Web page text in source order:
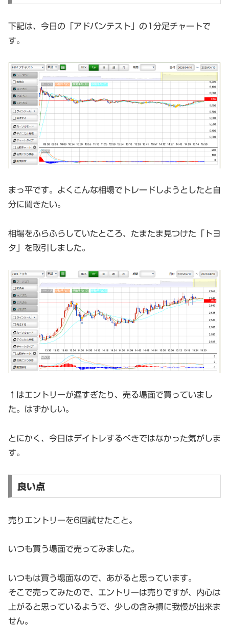
下記は、今日の「アドバンテスト」の1分足チャートで
す。
まっ平です。よくこんな相場でトレードしようとしたと自
分に聞きたい。
相場をふらふらしていたところ、たまたま見つけた「トヨ
タ」を取引しました。
↑はエントリーが遅すぎたり、売る場面で買っていまし
た。はずかしい。
とにかく、今日はデイトレするべきではなかった気がしま
す。
良い点
売りエントリーを6回試せたこと。
いつも買う場面で売ってみました。
いつもは買う場面なので、あがると思っています。
そこで売ってみたので、エントリーは売りですが、内心は
上がると思っているようで、少しの含み損に我慢が出来ま
せん。